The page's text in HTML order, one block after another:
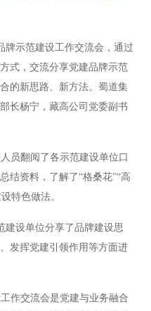
牌示范建设工作交流会，通过
式，交流分享党建品牌示范
的新思路、新方法。蜀道集
长杨宁，藏高公司党委副书
员翻阅了各示范建设单位口
结资料，了解了“格桑花”“高
特色做法。
建设单位分享了品牌建设思
发挥党建引领作用等方面进
作交流会是党建与业务融合